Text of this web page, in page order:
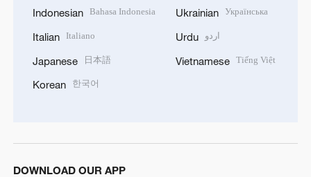
Indonesian Bahasa Indonesia
Italian Italiano
Japanese 日本語
Korean 한국어
Ukrainian Українська
Urdu اردو
Vietnamese Tiếng Việt
DOWNLOAD OUR APP